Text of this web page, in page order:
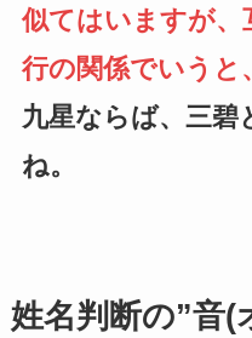
似てはいますが、
行の関係でいうと
九星ならば、三碧
ね。
姓名判断の”音(